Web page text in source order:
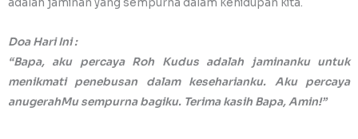
adalah jaminan yang sempurna dalam kehidupan kita.
Doa Hari Ini :
“Bapa, aku percaya Roh Kudus adalah jaminanku untuk
menikmati penebusan dalam keseharianku. Aku percaya
anugerahMu sempurna bagiku. Terima kasih Bapa, Amin!”